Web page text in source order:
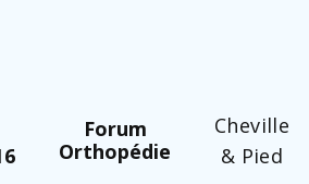
Cheville
& Pied
Forum
Orthopédie